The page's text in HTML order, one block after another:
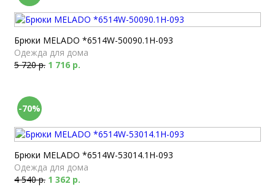
Брюки MELADO *6514W-50090.1H-093
Одежда для дома
5 720 р. 1 716 р.
-70%
Брюки MELADO *6514W-53014.1H-093
Одежда для дома
4 540 р. 1 362 р.